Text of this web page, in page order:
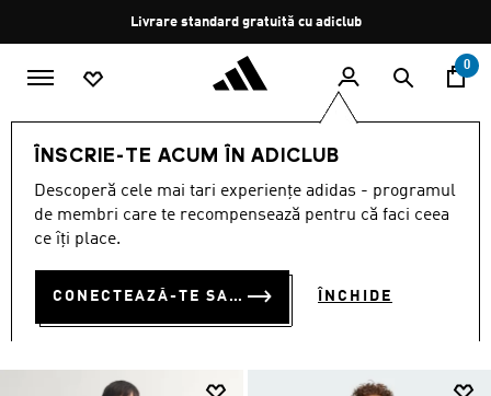
Oprește
rotația
Retur gratuit
0
ÎNSCRIE-TE ACUM ÎN ADICLUB
Descoperă cele mai tari experiențe adidas - programul
de membri care te recompensează pentru că faci ceea
ce îți place.
CONECTEAZĂ-TE SAU ÎNSCRIE-TE ACUM ÎNCHIDE
BĂRBAȚI ÎMBRĂCĂMINTE
ÎMBRĂCĂMINTE (5136)